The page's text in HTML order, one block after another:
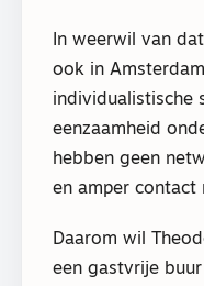
In weerwil van
ook in
individualistische
eenzaamheid
hebben geen
en amper contact
Daarom wil
een gastvrije